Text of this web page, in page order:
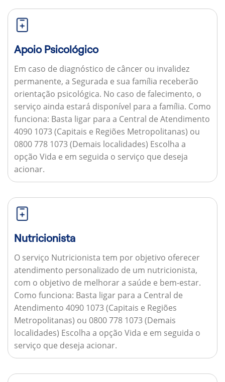
Apoio Psicológico
Em caso de diagnóstico de câncer ou invalidez
permanente, a Segurada e sua família receberão
orientação psicológica. No caso de falecimento, o
serviço ainda estará disponível para a família. Como
funciona: Basta ligar para a Central de Atendimento
4090 1073 (Capitais e Regiões Metropolitanas) ou
0800 778 1073 (Demais localidades) Escolha a
opção Vida e em seguida o serviço que deseja
acionar.
Nutricionista
O serviço Nutricionista tem por objetivo oferecer
atendimento personalizado de um nutricionista,
com o objetivo de melhorar a saúde e bem-estar.
Como funciona: Basta ligar para a Central de
Atendimento 4090 1073 (Capitais e Regiões
Metropolitanas) ou 0800 778 1073 (Demais
localidades) Escolha a opção Vida e em seguida o
serviço que deseja acionar.